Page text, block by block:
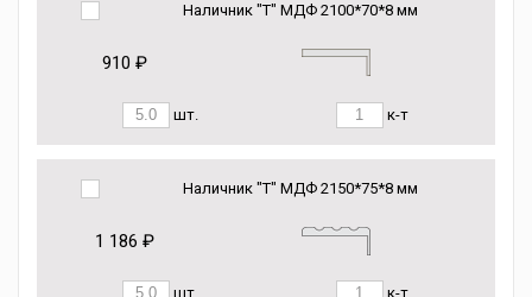
Наличник "Т" МДФ 2100*70*8 мм
910 ₽
шт. к-т
Наличник "Т" МДФ 2150*75*8 мм
1 186 ₽
шт. к-т